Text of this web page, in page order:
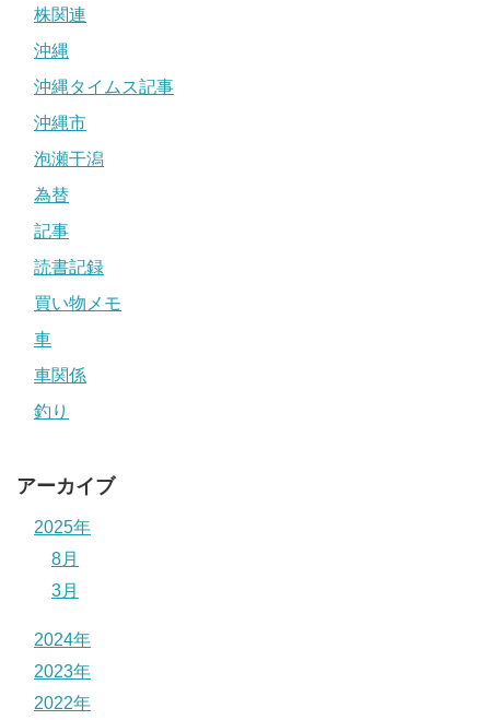
株関連
沖縄
沖縄タイムス記事
沖縄市
泡瀬干潟
為替
記事
読書記録
買い物メモ
車
車関係
釣り
アーカイブ
2025年
8月
3月
2024年
2023年
2022年